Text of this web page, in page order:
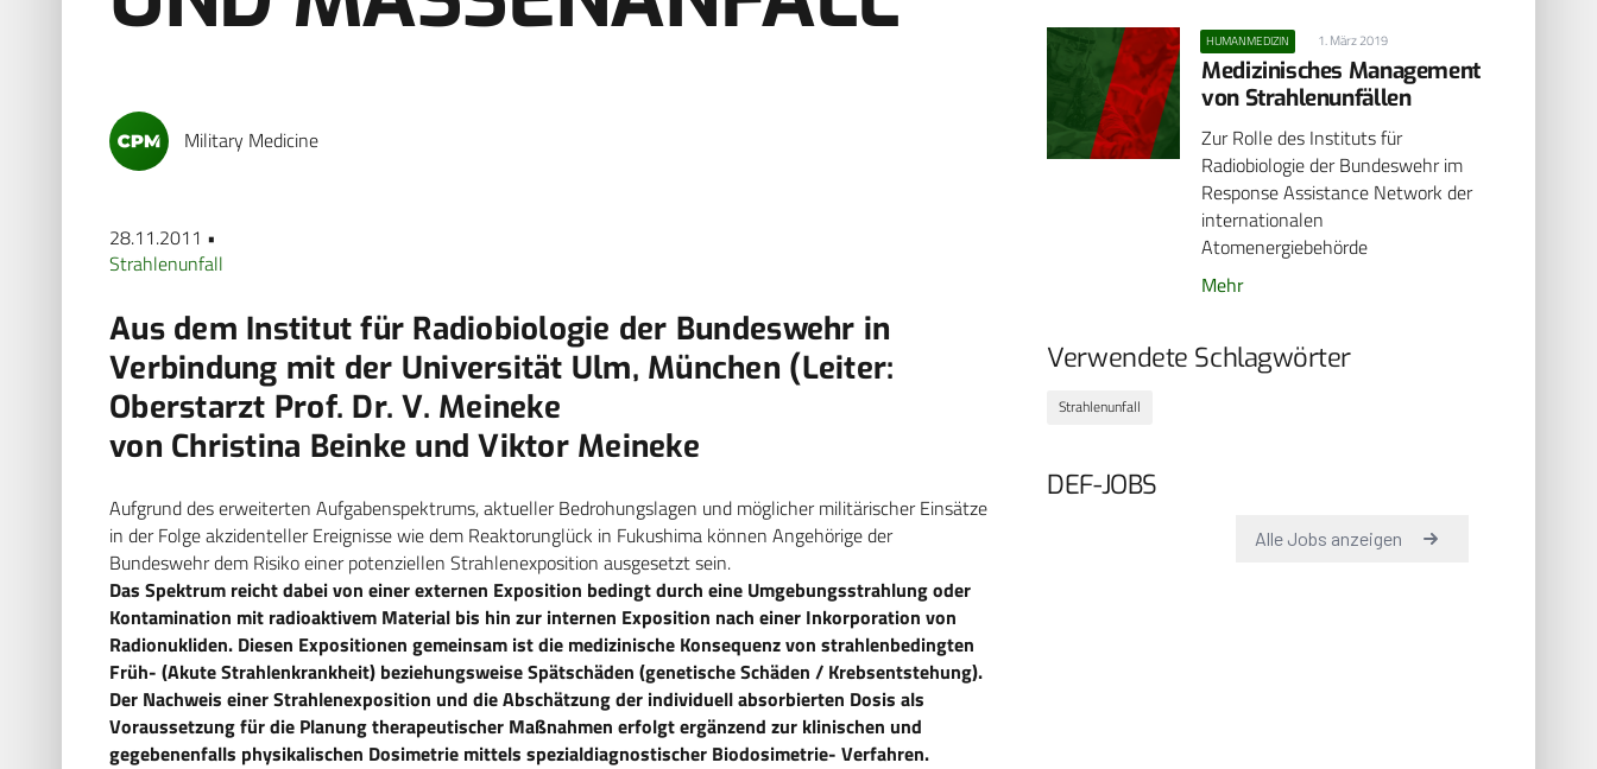
Military Medicine
28.11.2011 •
Strahlenunfall
Aus dem Institut für Radiobiologie der Bundeswehr in
Verbindung mit der Universität Ulm, München (Leiter:
Oberstarzt Prof. Dr. V. Meineke
von Christina Beinke und Viktor Meineke
Aufgrund des erweiterten Aufgabenspektrums, aktueller Bedrohungslagen und möglicher militärischer Einsätze
in der Folge akzidenteller Ereignisse wie dem Reaktorunglück in Fukushima können Angehörige der
Bundeswehr dem Risiko einer potenziellen Strahlenexposition ausgesetzt sein.
Das Spektrum reicht dabei von einer externen Exposition bedingt durch eine Umgebungsstrahlung oder
Kontamination mit radioaktivem Material bis hin zur internen Exposition nach einer Inkorporation von
Radionukliden. Diesen Expositionen gemeinsam ist die medizinische Konsequenz von strahlenbedingten
Früh- (Akute Strahlenkrankheit) beziehungsweise Spätschäden (genetische Schäden / Krebsentstehung).
Der Nachweis einer Strahlenexposition und die Abschätzung der individuell absorbierten Dosis als
Voraussetzung für die Planung therapeutischer Maßnahmen erfolgt ergänzend zur klinischen und
gegebenenfalls physikalischen Dosimetrie mittels spezialdiagnostischer Biodosimetrie- Verfahren.
HUMANMEDIZIN 1. März 2019
Medizinisches Management
von Strahlenunfällen
Zur Rolle des Instituts für
Radiobiologie der Bundeswehr im
Response Assistance Network der
internationalen
Atomenergiebehörde
Mehr
Verwendete Schlagwörter
Strahlenunfall
DEF-JOBS